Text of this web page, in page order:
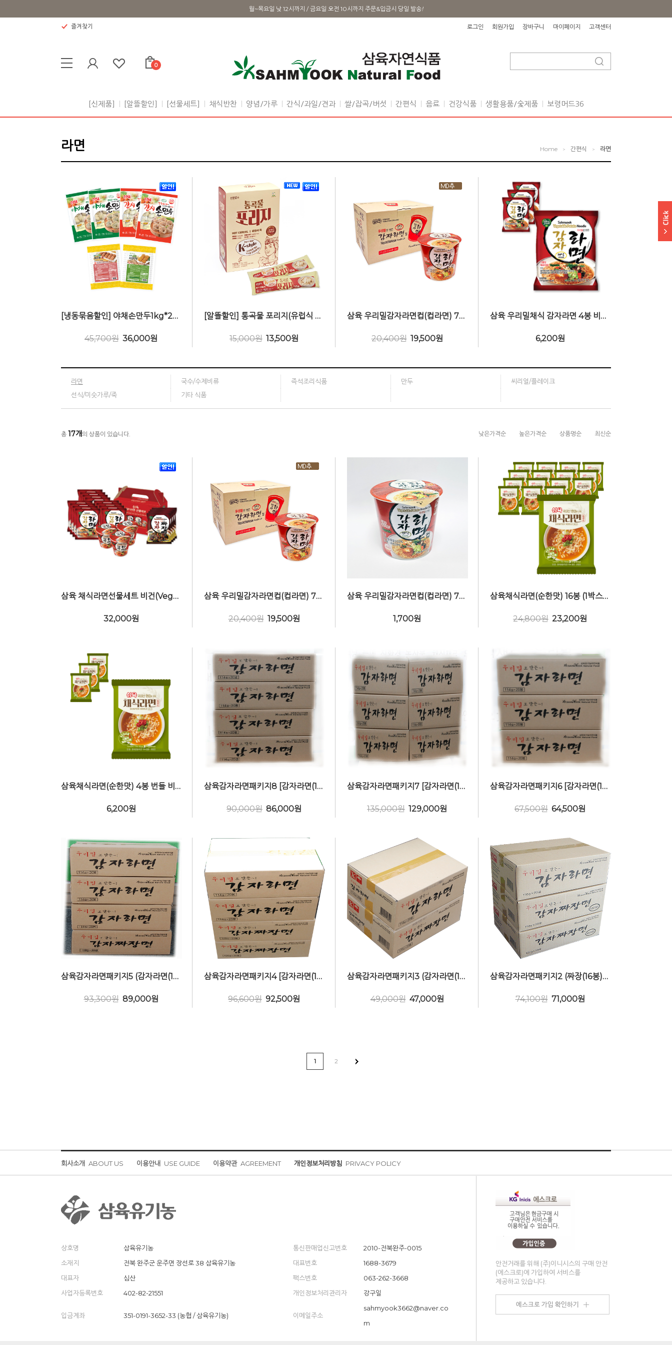
월~목요일 낮 12시까지 / 금요일 오전 10시까지 주문&입금시 당일 발송!
즐겨찾기 로그인 회원가입 장바구니 마이페이지 고객센터
0
[신제품] [알뜰할인] [선물세트] 채식반찬 양념/가루 간식/과일/견과 쌀/잡곡/버섯 간편식 음료 건강식품 생활용품/숯제품 보령머드36
라면 Home > 간편식 > 라면
[냉동묶음할인] 야채손만두1kg*2봉, 김치손만두1kg*2봉, 검은콩팸250g, 채식치킨너겟240g
45,700원 36,000원
[알뜰할인] 통곡물 포리지(유럽식 죽) 550g (55g x10포)
15,000원 13,500원
삼육 우리밀감자라면컵(컵라면) 73g X 12개입(박스) 비건(Vegan)
20,400원 19,500원
삼육 우리밀채식 감자라면 4봉 비건(Vegan)
6,200원
라면 국수/수제비류 즉석조리식품 만두
씨리얼/플레이크
선식/미숫가루/죽
기타 식품
총 17개의 상품이 있습니다. 낮은가격순 높은가격순 상품명순 최신순
삼육 채식라면선물세트 비건(Vegan)
32,000원
삼육 우리밀감자라면컵(컵라면) 73g X 12개입(박스) 비건(Vegan)
20,400원 19,500원
삼육 우리밀감자라면컵(컵라면) 73g (낱개) 비건(Vegan)
1,700원
삼육채식라면(순한맛) 16봉 (1박스) 비건(Vegan)
24,800원 23,200원
삼육채식라면(순한맛) 4봉 번들 비건(Vegan)
6,200원
삼육감자라면패키지8 [감자라면(16봉) 4박스] 비건(Vegan)
90,000원 86,000원
삼육감자라면패키지7 [감자라면(16봉) 6박스] 비건(Vegan)
135,000원 129,000원
삼육감자라면패키지6 [감자라면(16봉) 3Box] 비건(Vegan)
67,500원 64,500원
삼육감자라면패키지5 (감자라면(16봉)3box+짜장(16봉) 1box) 비건(Vegan)
93,300원 89,000원
삼육감자라면패키지4 [감자라면(16봉) 2Box+짜장(16봉)2Box] 비건(Vegan)
96,600원 92,500원
삼육감자라면패키지3 (감자라면(16봉)1Box + 짜장(16봉)1Box) 비건(Vegan)
49,000원 47,000원
삼육감자라면패키지2 (짜장(16봉)2Box+감자라면(16봉)1Box 비건(Vegan)
74,100원 71,000원
1 2
회사소개 ABOUT US 이용안내 USE GUIDE 이용약관 AGREEMENT 개인정보처리방침 PRIVACY POLICY
상호명 삼육유기농 통신판매업신고번호
2010-전북완주-0015
소재지
전북 완주군 운주면 장선로 38 삼육유기농 대표번호
1688-3679
대표자
심산 팩스번호
063-262-3668
사업자등록번호
402-82-21551 개인정보처리관리자 강구일
입금계좌 351-0191-3652-33 (농협 / 삼육유기농) 이메일주소
sahmyook3662@naver.co
m
안전거래를 위해 (주)이니시스의 구매 안전
(에스크로)에 가입하여 서비스를
제공하고 있습니다.